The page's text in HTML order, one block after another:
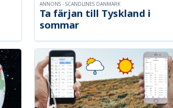
Ta färjan till Tyskland i
sommar
ANNONS - SCANDLINES DANMARK